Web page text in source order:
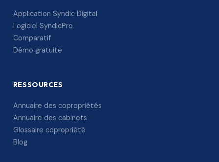
Application Syndic Digital
Logiciel SyndicPro
Comparatif
Démo gratuite
RESSOURCES
Annuaire des copropriétés
Annuaire des cabinets
Glossaire copropriété
Blog